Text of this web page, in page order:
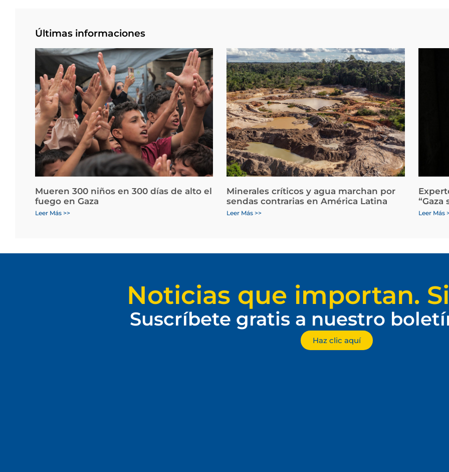
Últimas informaciones
Mueren 300 niños en 300 días de alto el
fuego en Gaza
Leer Más >>
Minerales críticos y agua marchan por
sendas contrarias en América Latina
Leer Más >>
“Gaza
Leer Más
Noticias que importan.
Suscríbete gratis a nuestro
Haz clic aquí